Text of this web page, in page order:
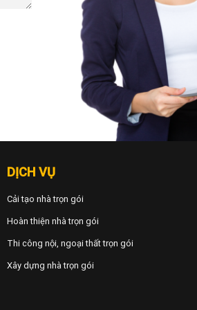
DỊCH VỤ
Cải tạo nhà trọn gói
Hoàn thiện nhà trọn gói
Thi công nội, ngoại thất trọn gói
Xây dựng nhà trọn gói